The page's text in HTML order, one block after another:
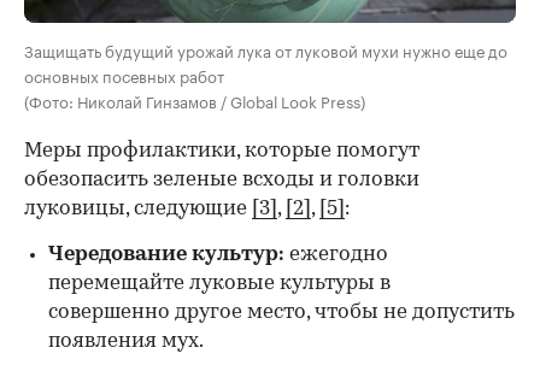
Защищать будущий урожай лука от луковой мухи нужно еще до
основных посевных работ
(Фото: Николай Гинзамов / Global Look Press)
Меры профилактики, которые помогут
обезопасить зеленые всходы и головки
луковицы, следующие
[3] , [2] , [5] :
Чередование культур: ежегодно
перемещайте луковые культуры в
совершенно другое место, чтобы не допустить
появления мух.